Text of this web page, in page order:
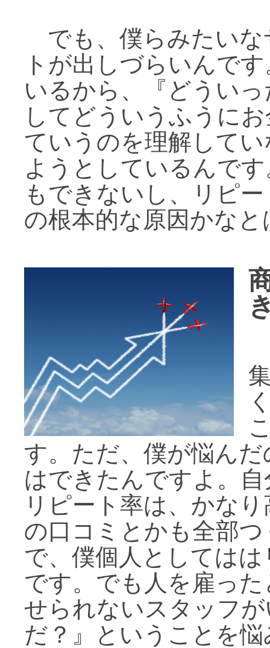
でも、僕らみたいな
トが出しづらいんで
いるから、『どうい
してどういうふうに
ていうのを理解して
ようとしているんで
もできないし、リピ
の根本的な原因かな
す。ただ、僕が悩ん
はできたんですよ。
リピート率は、かな
の口コミとかも全部
で、僕個人としては
です。でも人を雇っ
せられないスタッフ
だ？』ということを